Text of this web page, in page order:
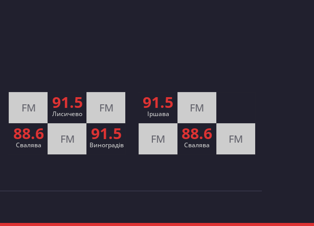
FM 91.5
Лисичево FM
88.6
Свалява FM 91.5
Виноградів
91.5
Іршава FM
FM 88.6
Cвалява FM